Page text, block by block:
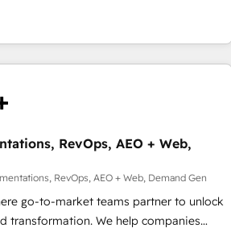
ェントを組み込んだ顧客フロント業務（マ
・CS）を組織全体で設計・実装する日本の
ジェンシーです。事業部・グループ会社・
共通基盤に再構築します。意思決定者・
から、GTMの見える化・自動化まで。全
タ品質設計、グループ横断のCRM統合に対
律実行する組織への移行を設計・実装。
をHubSpotと連携させ、役割定義・運用ル
RevOps, AEO + Web,
RevOps, AEO + Web, Demand Gen
go-to-market teams partner to unlock
transformation. We help companies